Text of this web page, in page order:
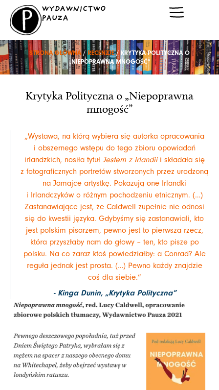
Przejdź
treści
WYDAWNICTWO
PAUZA
STRONA GŁÓWNA / RECENZJE/ KRYTYKA POLITYCZNA O
„NIEPOPRAWNA MNOGOŚĆ”
Krytyka Polityczna o „Niepoprawna
mnogość”
„Wystawa, na którą wybiera się autorka opracowania
i obszernego wstępu do tego zbioru opowiadań
irlandzkich, nosiła tytuł Jestem z Irlandiii składała się
z fotograficznych portretów stworzonych przez urodzoną
na Jamajce artystkę. Pokazują one Irlandki
i Irlandczyków o różnym pochodzeniu etnicznym. (…)
Zastanawiające jest, że Caldwell zupełnie nie odnosi
się do kwestii języka. Gdybyśmy się zastanawiali, kto
jest polskim pisarzem, pewno jest to pierwsza rzecz,
która przyszłaby nam do głowy – ten, kto pisze po
polsku. Na co zaraz ktoś powiedziałby: a Conrad? Ale
reguła jednak jest prosta. (…) Pewno każdy znajdzie
coś dla siebie.”
- Kinga Dunin, „Krytyka Polityczna”